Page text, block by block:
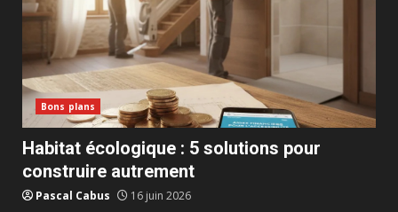
Bons plans
Habitat écologique : 5 solutions pour
construire autrement
Pascal Cabus 16 juin 2026